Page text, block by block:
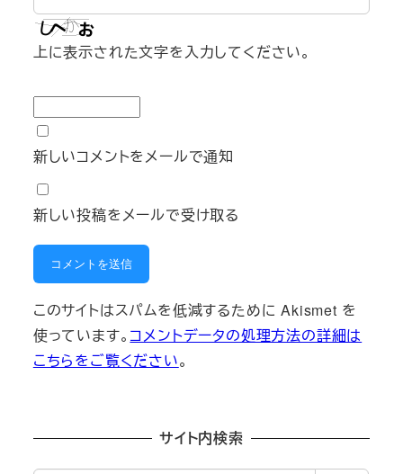
上に表示された文字を入力してください。
新しいコメントをメールで通知
新しい投稿をメールで受け取る
このサイトはスパムを低減するために Akismet を
使っています。 コメントデータの処理方法の詳細は
こちらをご覧ください。
サイト内検索